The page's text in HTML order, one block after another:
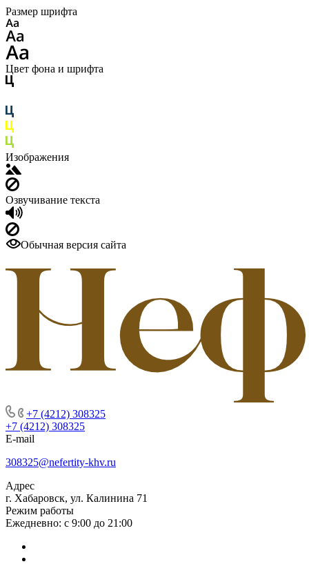
Размер шрифта
Цвет фона и шрифта
Изображения
Озвучивание текста
Обычная версия сайта
+7 (4212) 308325
+7 (4212) 308325
E-mail
308325@nefertity-khv.ru
Адрес
г. Хабаровск, ул. Калинина 71
Режим работы
Ежедневно: с 9:00 до 21:00